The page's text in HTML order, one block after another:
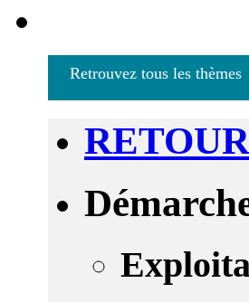
Retrouvez tous les thèmes